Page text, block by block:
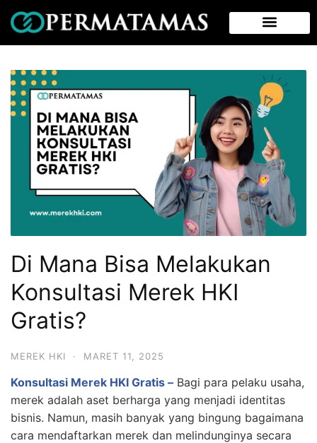
Di Mana Bisa Melakukan
Konsultasi Merek HKI
Gratis?
MEREK HKI · MARET 11, 2025
Konsultasi Merek HKI Gratis – Bagi para pelaku usaha,
merek adalah aset berharga yang menjadi identitas
bisnis. Namun, masih banyak yang bingung bagaimana
cara mendaftarkan merek dan melindunginya secara